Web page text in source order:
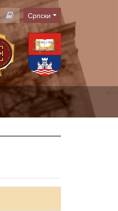
Language
Српски